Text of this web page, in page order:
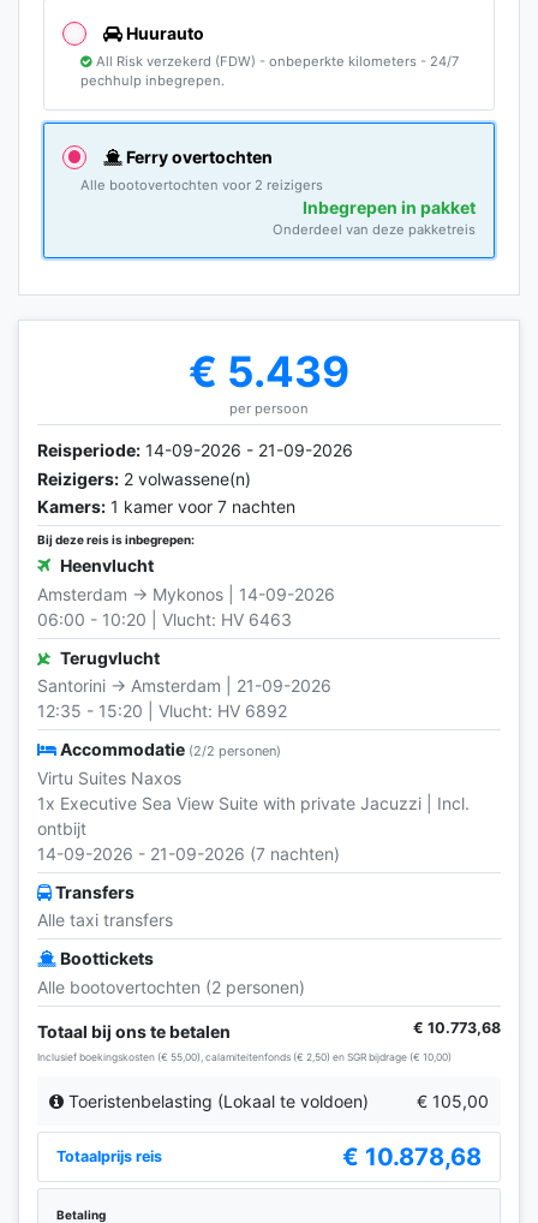
Huurauto
All Risk verzekerd (FDW) - onbeperkte kilometers - 24/7
pechhulp inbegrepen.
Ferry overtochten
Alle bootovertochten voor 2 reizigers
Inbegrepen in pakket
Onderdeel van deze pakketreis
€ 5.439
per persoon
Reisperiode: 14-09-2026 - 21-09-2026
Reizigers: 2 volwassene(n)
Kamers: 1 kamer voor 7 nachten
Bij deze reis is inbegrepen:
Heenvlucht
Amsterdam → Mykonos | 14-09-2026
06:00 - 10:20 | Vlucht: HV 6463
Terugvlucht
Santorini → Amsterdam | 21-09-2026
12:35 - 15:20 | Vlucht: HV 6892
Accommodatie (2/2 personen)
Virtu Suites Naxos
1x Executive Sea View Suite with private Jacuzzi | Incl.
ontbijt
14-09-2026 - 21-09-2026 (7 nachten)
Transfers
Alle taxi transfers
Boottickets
Alle bootovertochten (2 personen)
Totaal bij ons te betalen € 10.773,68
Inclusief boekingskosten (€ 55,00), calamiteitenfonds (€ 2,50) en SGR bijdrage (€ 10,00)
Toeristenbelasting (Lokaal te voldoen) € 105,00
Totaalprijs reis € 10.878,68
Betaling